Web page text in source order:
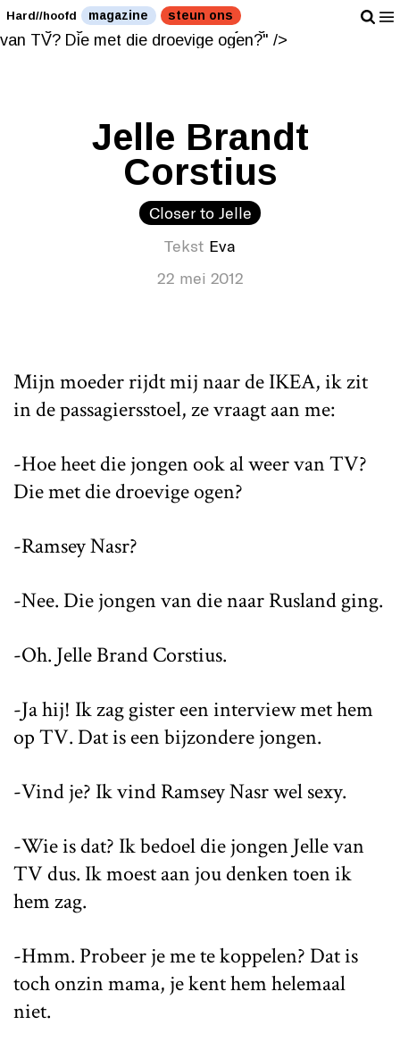
Hoe heet die jongen ook al weer van TV? Die met die
droevige ogen?" />Hoe heet die jongen ook al weer
van TV? Die met die droevige ogen?" />
Hard//hoofd magazine steun ons
Jelle Brandt
Corstius
Closer to Jelle
Tekst Eva
22 mei 2012
Mijn moeder rijdt mij naar de IKEA, ik zit
in de passagiersstoel, ze vraagt aan me:
-Hoe heet die jongen ook al weer van TV?
Die met die droevige ogen?
-Ramsey Nasr?
-Nee. Die jongen van die naar Rusland ging.
-Oh. Jelle Brand Corstius.
-Ja hij! Ik zag gister een interview met hem
op TV. Dat is een bijzondere jongen.
-Vind je? Ik vind Ramsey Nasr wel sexy.
-Wie is dat? Ik bedoel die jongen Jelle van
TV dus. Ik moest aan jou denken toen ik
hem zag.
-Hmm. Probeer je me te koppelen? Dat is
toch onzin mama, je kent hem helemaal
niet.